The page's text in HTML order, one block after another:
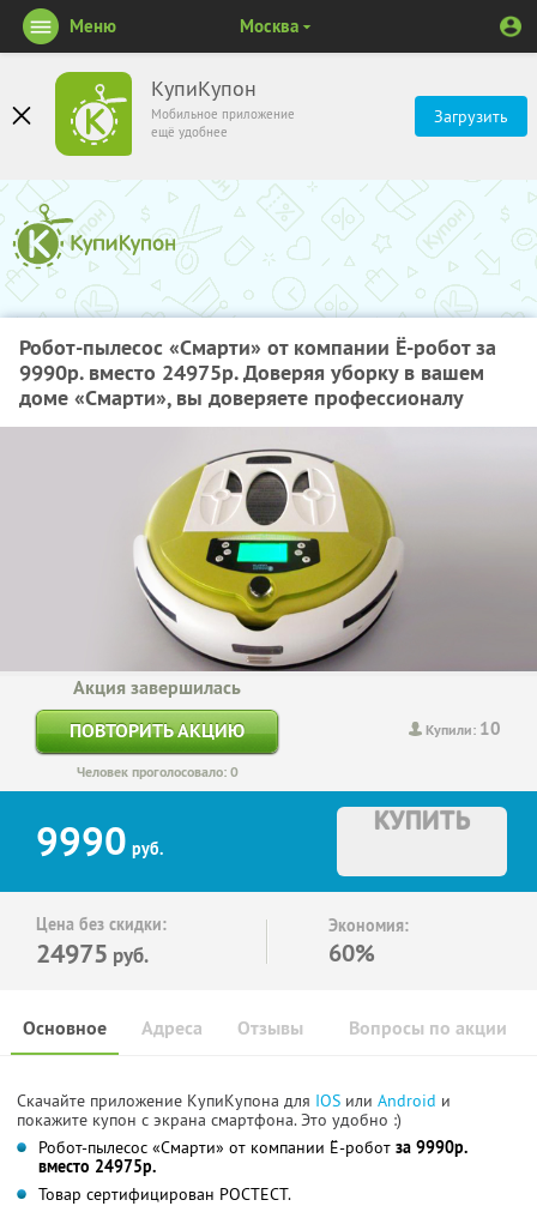
КупиКупон
Мобильное приложение
ещё удобнее
Загрузить
Меню Москва
Робот-пылесос «Смарти» от компании Ё-робот за
9990р. вместо 24975р. Доверяя уборку в вашем
доме «Смарти», вы доверяете профессионалу
Купили: 10
Акция завершилась
ПОВТОРИТЬ АКЦИЮ
Человек проголосовало: 0
9990 руб.
КУПИТЬ
Цена без скидки:
24975 руб.
Экономия:
60%
Основное Отзывы Вопросы по акции
Адреса
Скачайте приложение КупиКупона для IOS или Android и
покажите купон с экрана смартфона. Это удобно :)
Робот-пылесос «Смарти» от компании Ё-робот за 9990р.
вместо 24975р.
Товар сертифицирован РОСТЕСТ.